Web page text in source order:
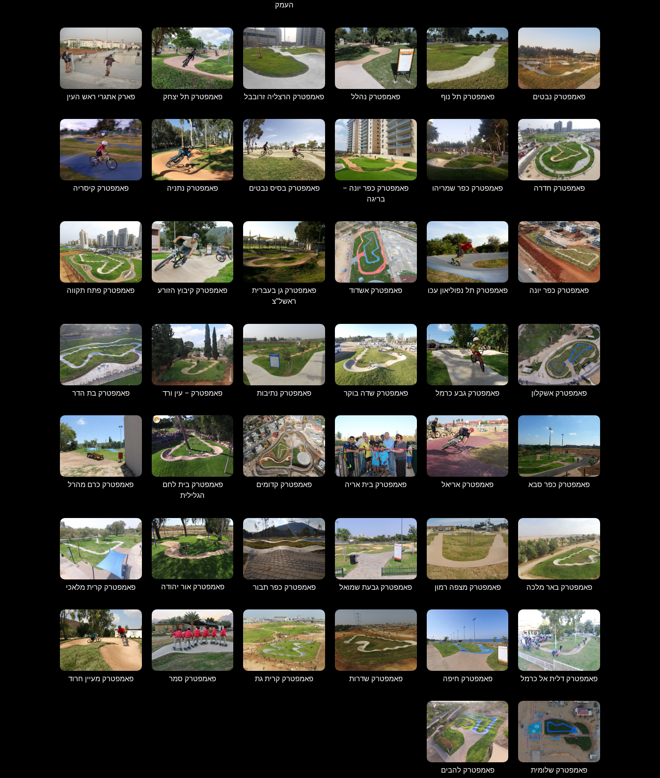
העמק
פאמפטרק נבטים פאמפטרק תל נוף פאמפטרק נהלל פאמפטרק הרצליה זרובבל פאמפטרק תל יצחק פארק אתגרי ראש העין
פאמפטרק חדרה פאמפטרק כפר שמריהו
פאמפטרק כפר יונה –
בריגה
פאמפטרק בסיס נבטים פאמפטרק נתניה פאמפטרק קיסריה
פאמפטרק כפר יונה פאמפטרק תל נפוליאון עכו פאמפטרק אשדוד
פאמפטרק גן בעברית
ראשל"צ
פאמפטרק קיבוץ הזורע פאמפטרק פתח תקווה
פאמפטרק אשקלון פאמפטרק גבע כרמל פאמפטרק שדה בוקר פאמפטרק נתיבות פאמפטרק – עין ורד פאמפטרק בת הדר
פאמפטרק כפר סבא פאמפטרק אריאל פאמפטרק בית אריה פאמפטרק קדומים
פאמפטרק בית לחם
הגלילית
פאמפטרק כרם מהרל
פאמפטרק באר מלכה פאמפטרק מצפה רמון פאמפטרק גבעת שמואל פאמפטרק כפר תבור פאמפטרק אור יהודה פאמפטרק קרית מלאכי
פאמפטרק דלית אל כרמל פאמפטרק חיפה פאמפטרק שדרות פאמפטרק קרית גת פאמפטרק סמר פאמפטרק מעיין חרוד
פאמפטרק שלומית פאמפטרק להבים